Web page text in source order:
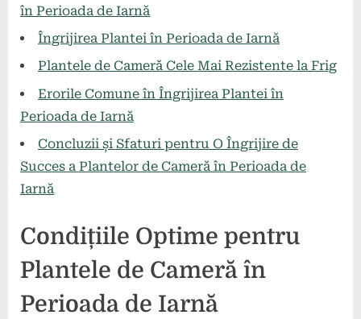
în Perioada de Iarnă
Îngrijirea Plantei în Perioada de Iarnă
Plantele de Cameră Cele Mai Rezistente la Frig
Erorile Comune în Îngrijirea Plantei în
Perioada de Iarnă
Concluzii și Sfaturi pentru O Îngrijire de
Succes a Plantelor de Cameră în Perioada de
Iarnă
Condițiile Optime pentru
Plantele de Cameră în
Perioada de Iarnă